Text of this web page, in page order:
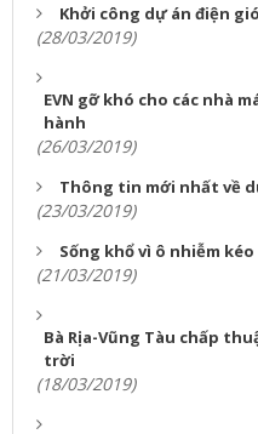
Khởi công dự án điện
(28/03/2019)
EVN gỡ khó cho các nhà
hành
(26/03/2019)
Thông tin mới nhất về
(23/03/2019)
Sống khổ vì ô nhiễm
(21/03/2019)
Bà Rịa-Vũng Tàu chấp
trời
(18/03/2019)